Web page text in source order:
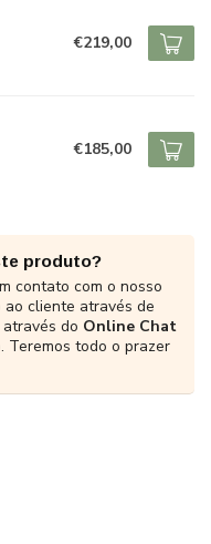
€219,00
€185,00
produto?
contato com o nosso
cliente através de
do Online Chat
Teremos todo o prazer